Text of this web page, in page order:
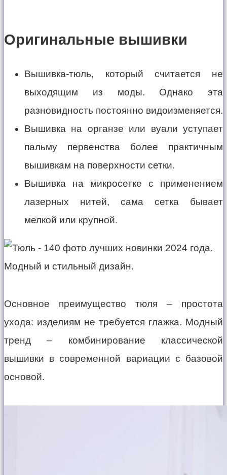
Оригинальные вышивки
Вышивка-тюль, который считается не
выходящим из моды. Однако эта
разновидность постоянно видоизменяется.
Вышивка на органзе или вуали уступает
пальму первенства более практичным
вышивкам на поверхности сетки.
Вышивка на микросетке с применением
лазерных нитей, сама сетка бывает
мелкой или крупной.
Основное преимущество тюля – простота
ухода: изделиям не требуется глажка. Модный
тренд – комбинирование классической
вышивки в современной вариации с базовой
основой.